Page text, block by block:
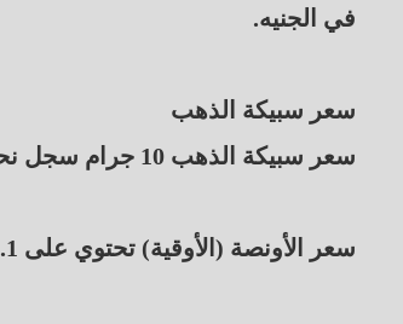
في الجنيه.
سعر سبيكة الذهب
سعر سبيكة الذهب 10 جرام سجل نحو 64000 جنيهًا.
سعر الأونصة (الأوقية) تحتوي على 31.1 جرام سجل نحو 199040 جنيهًا.